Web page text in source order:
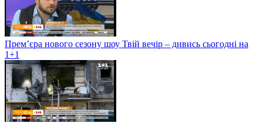
Прем’єра нового сезону шоу Твій вечір – дивись сьогодні на
1+1